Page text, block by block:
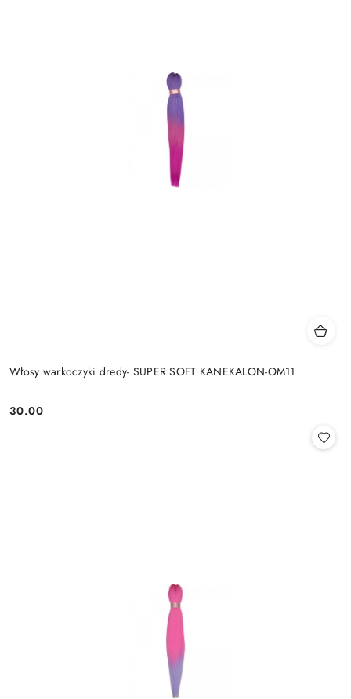
Włosy warkoczyki dredy- SUPER SOFT KANEKALON-OM11
Cena:
30.00